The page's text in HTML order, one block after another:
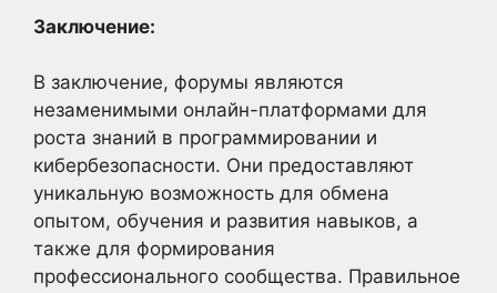
Заключение:
В заключение, форумы являются
незаменимыми онлайн-платформами для
роста знаний в программировании и
кибербезопасности. Они предоставляют
уникальную возможность для обмена
опытом, обучения и развития навыков, а
также для формирования
профессионального сообщества. Правильное